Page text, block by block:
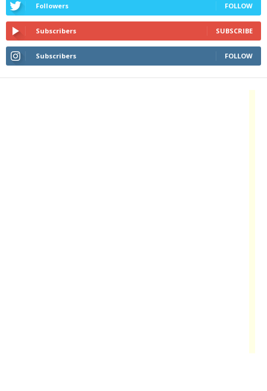
Followers FOLLOW
Subscribers SUBSCRIBE
Subscribers FOLLOW